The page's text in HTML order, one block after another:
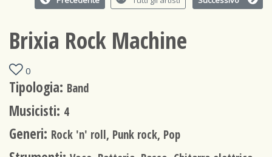
Brixia Rock Machine
0
Tipologia: Band
Musicisti: 4
Generi: Rock 'n' roll, Punk rock, Pop